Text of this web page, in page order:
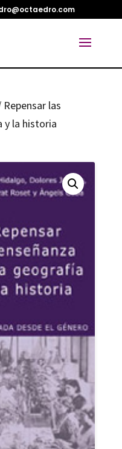
Repensar las
y la historia